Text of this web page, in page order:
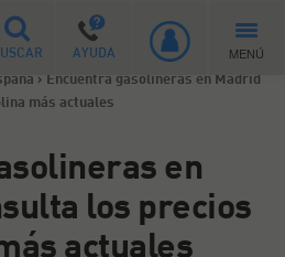
AYUDA
MENÚ
> Encuentra gasolineras en Madrid
más actuales
en
los precios
actuales